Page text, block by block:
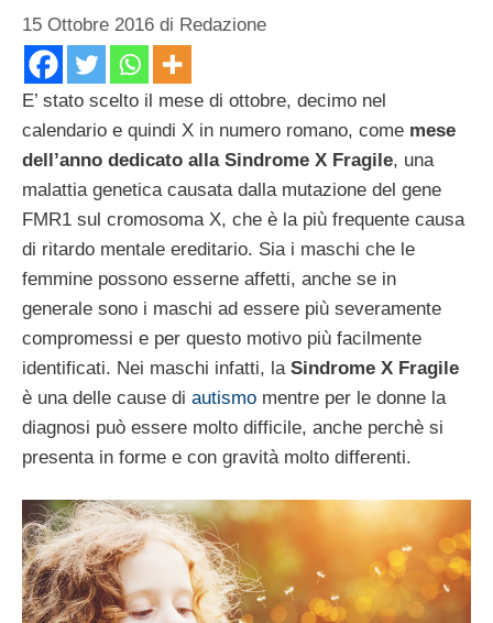
15 Ottobre 2016 di Redazione
E’ stato scelto il mese di ottobre, decimo nel
calendario e quindi X in numero romano, come mese
dell’anno dedicato alla Sindrome X Fragile, una
malattia genetica causata dalla mutazione del gene
FMR1 sul cromosoma X, che è la più frequente causa
di ritardo mentale ereditario. Sia i maschi che le
femmine possono esserne affetti, anche se in
generale sono i maschi ad essere più severamente
compromessi e per questo motivo più facilmente
identificati. Nei maschi infatti, la Sindrome X Fragile
è una delle cause di autismo mentre per le donne la
diagnosi può essere molto difficile, anche perchè si
presenta in forme e con gravità molto differenti.